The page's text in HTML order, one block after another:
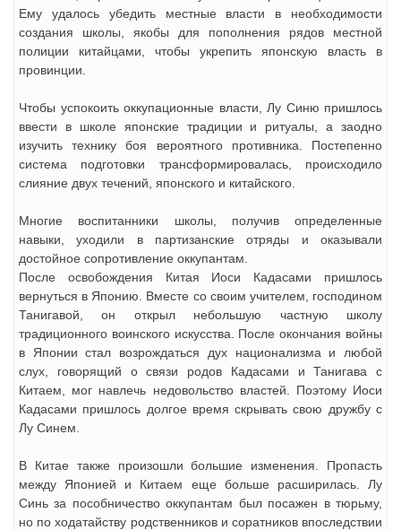
Ему удалось убедить местные власти в необходимости
создания школы, якобы для пополнения рядов местной
полиции китайцами, чтобы укрепить японскую власть в
провинции.
Чтобы успокоить оккупационные власти, Лу Синю пришлось
ввести в школе японские традиции и ритуалы, а заодно
изучить технику боя вероятного противника. Постепенно
система подготовки трансформировалась, происходило
слияние двух течений, японского и китайского.
Многие воспитанники школы, получив определенные
навыки, уходили в партизанские отряды и оказывали
достойное сопротивление оккупантам.
После освобождения Китая Иоси Кадасами пришлось
вернуться в Японию. Вместе со своим учителем, господином
Танигавой, он открыл небольшую частную школу
традиционного воинского искусства. После окончания войны
в Японии стал возрождаться дух национализма и любой
слух, говорящий о связи родов Кадасами и Танигава с
Китаем, мог навлечь недовольство властей. Поэтому Иоси
Кадасами пришлось долгое время скрывать свою дружбу с
Лу Синем.
В Китае также произошли большие изменения. Пропасть
между Японией и Китаем еще больше расширилась. Лу
Синь за пособничество оккупантам был посажен в тюрьму,
но по ходатайству родственников и соратников впоследствии